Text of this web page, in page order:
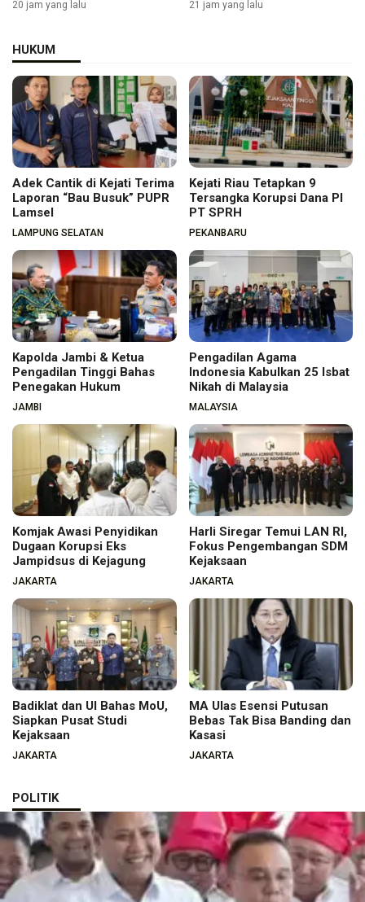
20 jam yang lalu 21 jam yang lalu
HUKUM
Adek Cantik di Kejati Terima
Laporan “Bau Busuk” PUPR
Lamsel
LAMPUNG SELATAN
Kejati Riau Tetapkan 9
Tersangka Korupsi Dana PI
PT SPRH
PEKANBARU
Kapolda Jambi & Ketua
Pengadilan Tinggi Bahas
Penegakan Hukum
JAMBI
Pengadilan Agama
Indonesia Kabulkan 25 Isbat
Nikah di Malaysia
MALAYSIA
Komjak Awasi Penyidikan
Dugaan Korupsi Eks
Jampidsus di Kejagung
JAKARTA
Harli Siregar Temui LAN RI,
Fokus Pengembangan SDM
Kejaksaan
JAKARTA
Badiklat dan UI Bahas MoU,
Siapkan Pusat Studi
Kejaksaan
JAKARTA
MA Ulas Esensi Putusan
Bebas Tak Bisa Banding dan
Kasasi
JAKARTA
POLITIK